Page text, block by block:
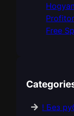
Free
! Без